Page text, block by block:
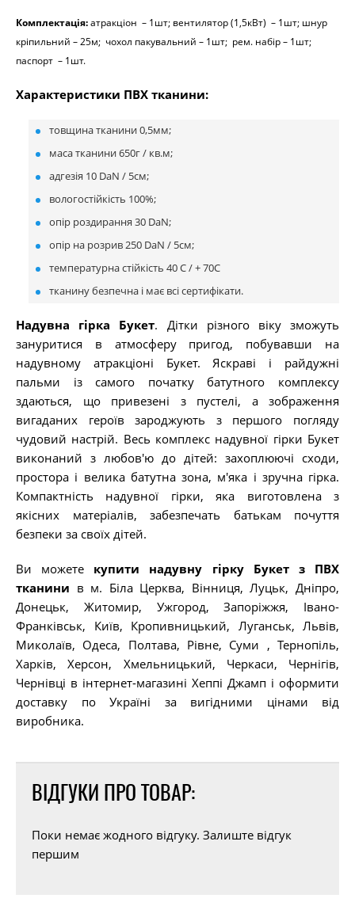
Комплектація:атракціон – 1шт; вентилятор (1,5кВт) – 1шт; шнур
кріпильний – 25м; чохол пакувальний – 1шт; рем. набір – 1шт;
паспорт – 1шт.
Характеристики ПВХ тканини:
товщина тканини 0,5мм;
маса тканини 650г / кв.м;
адгезія 10 DaN / 5см;
вологостійкість 100%;
опір роздирання 30 DaN;
опір на розрив 250 DaN / 5см;
температурна стійкість 40 С / + 70С
тканину безпечна і має всі сертифікати.
Надувна гірка Букет. Дітки різного віку зможуть
зануритися в атмосферу пригод, побувавши на
надувному атракціоні Букет. Яскраві і райдужні
пальми із самого початку батутного комплексу
здаються, що привезені з пустелі, а зображення
вигаданих героїв зароджують з першого погляду
чудовий настрій. Весь комплекс надувної гірки Букет
виконаний з любов'ю до дітей: захоплюючі сходи,
простора і велика батутна зона, м'яка і зручна гірка.
Компактність надувної гірки, яка виготовлена ​​з
якісних матеріалів, забезпечать батькам почуття
безпеки за своїх дітей.
Ви можете купити надувну гірку Букет з ПВХ
тканини в м. Біла Церква, Вінниця, Луцьк, Дніпро,
Донецьк, Житомир, Ужгород, Запоріжжя, Івано-
Франківськ, Київ, Кропивницький, Луганськ, Львів,
Миколаїв, Одеса, Полтава, Рівне, Суми , Тернопіль,
Харків, Херсон, Хмельницький, Черкаси, Чернігів,
Чернівці в інтернет-магазині Хеппі Джамп і оформити
доставку по Україні за вигідними цінами від
виробника.
ВІДГУКИ ПРО ТОВАР:
Поки немає жодного відгуку. Залиште відгук
першим